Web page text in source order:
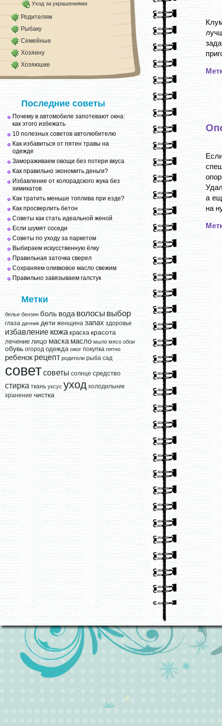
Уход за украшениями
Родителям
Рыбаку
Семейные
Хозяину
Хозяюшке
Последние советы
Почему в автомобиле запотевают окна:
как этого избежать
10 полезных советов автолюбителю
Как избавиться от пятен травы на
одежде
Замораживаем овощи без потери вкуса
Как правильно экономить деньги?
Избавление от колорадского жука без
химикатов
Как тратить меньше топлива при езде?
Как просверлить бетон
Советы как стать идеальной женой
Если шумят соседи
Советы по уходу за паркетом
Выбираем искусственную ёлку
Правильная заточка сверел
Сохраняем оливковое масло свежим
Правильно завязываем галстук
Метки
белье бензин боль вода волосы выбор
глаза дачник дети женщина запах здоровье
избавление кожа краска красота
лечение лицо маска масло мыло мясо обои
обувь огород одежда ожог покупка пятно
ребенок рецепт родители рыба сад
советсоветы солнце средство
стирка ткань уксус уход холодильник
хранение чистка
а
на